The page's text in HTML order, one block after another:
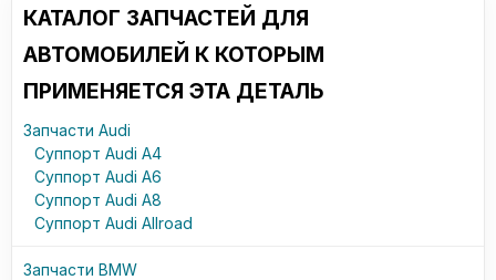
КАТАЛОГ ЗАПЧАСТЕЙ ДЛЯ
АВТОМОБИЛЕЙ К КОТОРЫМ
ПРИМЕНЯЕТСЯ ЭТА ДЕТАЛЬ
Запчасти Audi
Суппорт Audi A4
Суппорт Audi A6
Суппорт Audi A8
Суппорт Audi Allroad
Запчасти BMW